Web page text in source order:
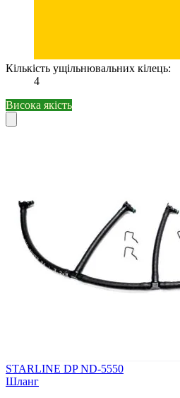
Кількість ущільнювальних кілець:
4
Висока якість
STARLINE DP ND-5550
Шланг